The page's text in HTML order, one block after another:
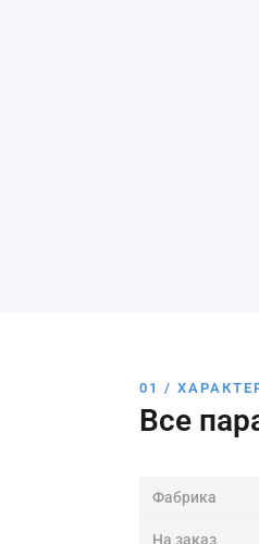
01 /
Все
Фабрика
На заказ